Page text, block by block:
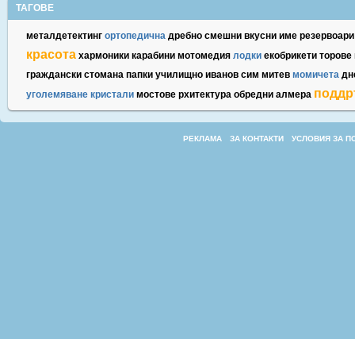
ТАГОВЕ
металдетектинг ортопедична дребно смешни вкусни име резервоари
красота хармоники карабини мотомедия лодки екобрикети торове
граждански стомана папки училищно иванов сим митев момичета
уголемяване кристали мостове рхитектура обредни алмера
РЕКЛАМА ЗА КОНТАКТИ УСЛОВИЯ ЗА